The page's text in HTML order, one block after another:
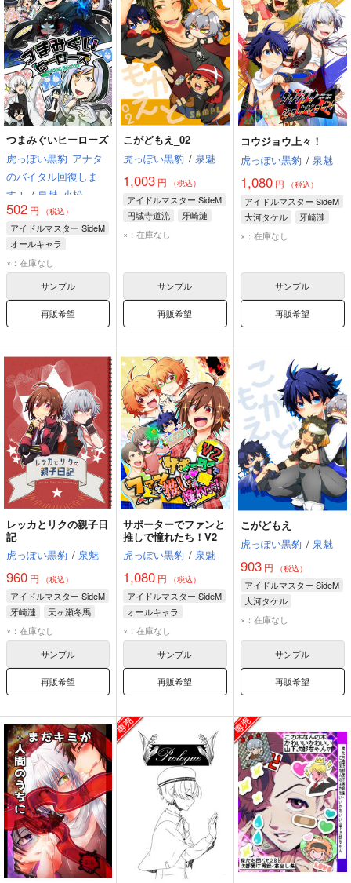
つまみぐいヒーローズ
虎っぽい黒豹 アナタ
のバイタル回復しま
す！
/ 泉魅 小松
502 円 （税込）
アイドルマスター SideM
オールキャラ
清澄九郎
×：在庫なし
サンプル
再販希望
こがどもえ_02
虎っぽい黒豹 / 泉魅
1,003 円 （税込）
アイドルマスター SideM
円城寺道流
牙崎漣
大河タケル
×：在庫なし
サンプル
再販希望
コウジョウ上々！
虎っぽい黒豹 / 泉魅
1,080円 （税込）
アイドルマスター SideM
大河タケル
牙崎漣
円城寺道流
×：在庫なし
サンプル
再販希望
レッカとリクの親子日
記
虎っぽい黒豹 / 泉魅
960 円 （税込）
アイドルマスター SideM
牙崎漣
天ヶ瀬冬馬
×：在庫なし
サンプル
再販希望
サポーターでファンと
推しで憧れたち！V2
虎っぽい黒豹 / 泉魅
1,080 円 （税込）
アイドルマスター SideM
オールキャラ
天ヶ瀬冬馬
大河タケル
信玄誠司
×：在庫なし
サンプル
再販希望
こがどもえ
虎っぽい黒豹 / 泉魅
903円 （税込）
アイドルマスター SideM
大河タケル
円城寺道流
×：在庫なし
サンプル
再販希望